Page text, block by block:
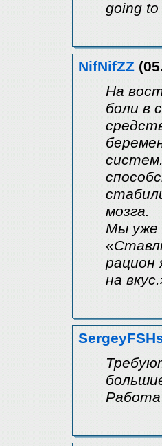
going
NifNifZZ
На
боли в
мозга.
Мы уже
рацион
на
Работа